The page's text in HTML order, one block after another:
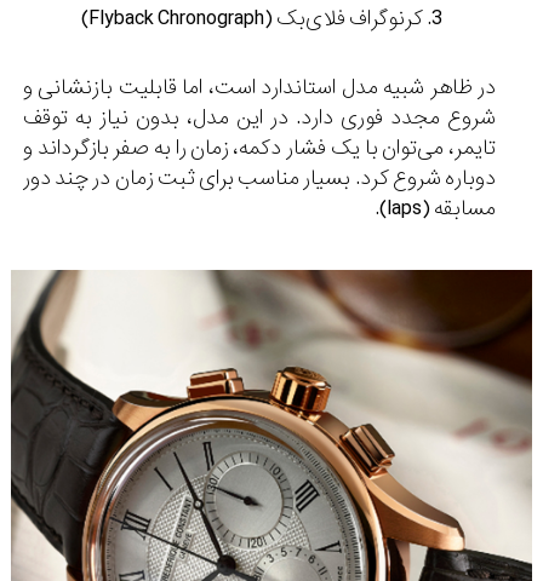
3. کرنوگراف فلای‌بک (Flyback Chronograph)
در ظاهر شبیه مدل استاندارد است، اما قابلیت بازنشانی و
شروع مجدد فوری دارد. در این مدل، بدون نیاز به توقف
تایمر، می‌توان با یک فشار دکمه، زمان را به صفر بازگرداند و
دوباره شروع کرد. بسیار مناسب برای ثبت زمان در چند دور
مسابقه (laps).